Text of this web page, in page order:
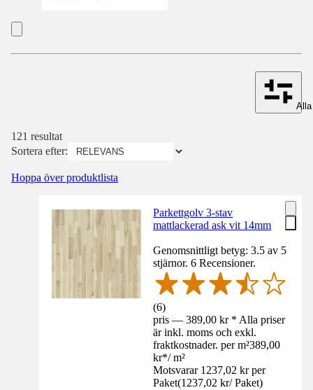
121 resultat
Sortera efter:
Hoppa över produktlista
Parkettgolv 3-stav
mattlackerad ask vit 14mm
Genomsnittligt betyg: 3.5 av 5
stjärnor. 6 Recensioner.
(6)
pris — 389,00 kr * Alla priser
är inkl. moms och exkl.
fraktkostnader. per m²389,00
kr*/ m²
Motsvarar 1237,02 kr per
Paket(1237,02 kr/ Paket)